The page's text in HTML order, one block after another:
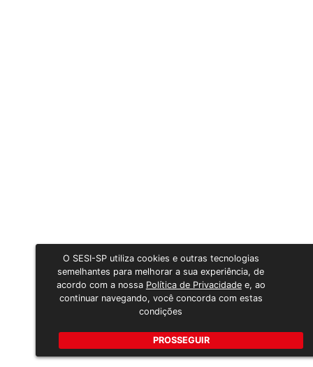
O SESI-SP utiliza cookies e outras tecnologias
semelhantes para melhorar a sua experiência, de
acordo com a nossa Política de Privacidadee, ao
continuar navegando, você concorda com estas
condições
PROSSEGUIR